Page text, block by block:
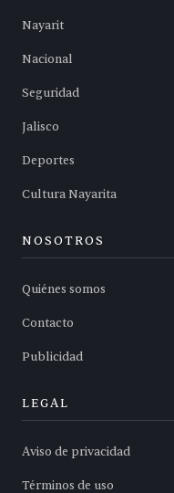
Nayarit
Nacional
Seguridad
Jalisco
Deportes
Cultura Nayarita
NOSOTROS
Quiénes somos
Contacto
Publicidad
LEGAL
Aviso de privacidad
Términos de uso